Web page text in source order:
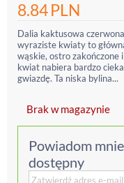
8.84PLN
Dalia kaktusowa
wyraziste kwiaty to
wąskie, ostro zakończone
kwiat nabiera bardzo
gwiazdę. Ta niska bylina...
Brak w magazynie
Powiadom
dostępny